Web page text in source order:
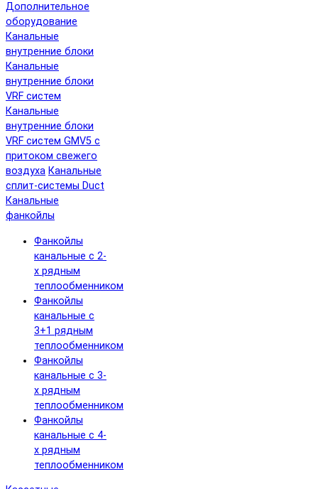
Дополнительное
оборудование
Канальные
внутренние блоки
Канальные
внутренние блоки
VRF систем
Канальные
внутренние блоки
VRF систем GMV5 с
притоком свежего
воздуха Канальные
сплит-системы Duct
Канальные
фанкойлы
Фанкойлы
канальные с 2-
х рядным
теплообменником
Фанкойлы
канальные с
3+1 рядным
теплообменником
Фанкойлы
канальные с 3-
х рядным
теплообменником
Фанкойлы
канальные с 4-
х рядным
теплообменником